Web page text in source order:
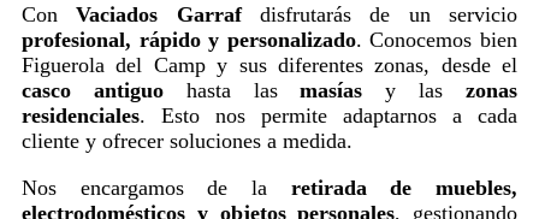
ConVaciados Garrafdisfrutarás de un servicio
profesional, rápido y personalizado. Conocemos bien
Figuerola del Camp y sus diferentes zonas, desde el
casco antiguohasta lasmasías y laszonas
residenciales. Esto nos permite adaptarnos a cada
cliente y ofrecer soluciones a medida.
Nos encargamos de la retirada de muebles,
electrodomésticos y objetos personales, gestionando